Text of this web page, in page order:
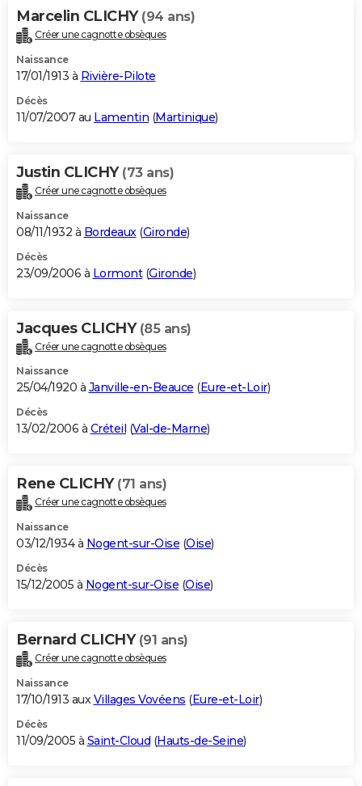
Marcelin CLICHY (94 ans)
Créer une cagnotte obsèques
Naissance
17/01/1913 à Rivière-Pilote
Décès
11/07/2007 au Lamentin (Martinique)
Justin CLICHY (73 ans)
Créer une cagnotte obsèques
Naissance
08/11/1932 à Bordeaux (Gironde)
Décès
23/09/2006 à Lormont(Gironde)
Jacques CLICHY (85 ans)
Créer une cagnotte obsèques
Naissance
25/04/1920 à Janville-en-Beauce (Eure-et-Loir)
Décès
13/02/2006 à Créteil (Val-de-Marne)
Rene CLICHY (71 ans)
Créer une cagnotte obsèques
Naissance
03/12/1934 à Nogent-sur-Oise (Oise)
Décès
15/12/2005 à Nogent-sur-Oise (Oise)
Bernard CLICHY (91 ans)
Créer une cagnotte obsèques
Naissance
17/10/1913 auxVillages Vovéens (Eure-et-Loir)
Décès
11/09/2005 à Saint-Cloud (Hauts-de-Seine)